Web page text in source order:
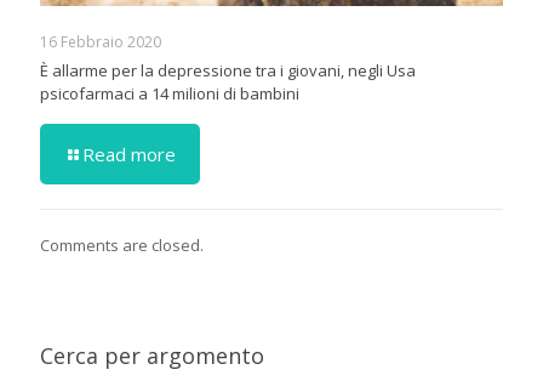
16 Febbraio 2020
È allarme per la depressione tra i giovani, negli Usa
psicofarmaci a 14 milioni di bambini
Read more
Comments are closed.
Cerca per argomento